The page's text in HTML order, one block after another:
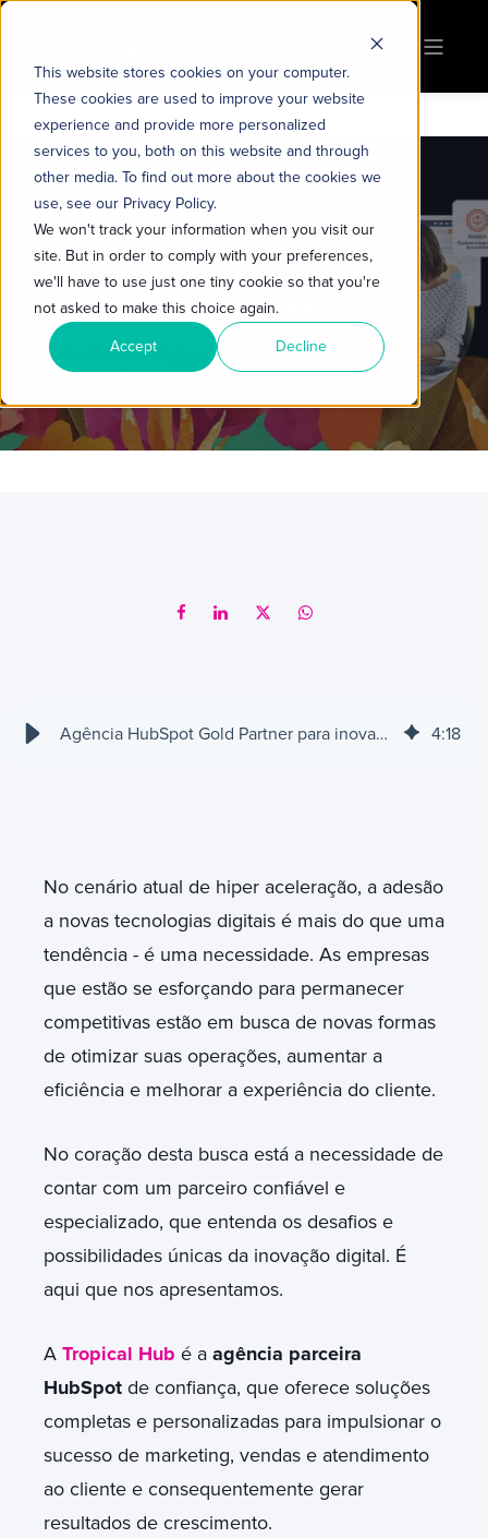
This website stores cookies on your computer.
These cookies are used to improve your website
experience and provide more personalized
services to you, both on this website and through
other media. To find out more about the cookies we
use, see our Privacy Policy.
We won't track your information when you visit our
site. But in order to comply with your preferences,
we'll have to use just one tiny cookie so that you're
not asked to make this choice again.
Accept Decline
CRIS ASSIS
20 DE NOVEMBRO DE 2017
5 MIN DE LEITURA
AGÊNCIA HUBSPOT GOLD
PARTNER PARA INOVAÇÃO DE
NEGÓCIOS
Agência HubSpot Gold Partner para inovação de negócios 4:18
No cenário atual de hiper aceleração, a adesão
a novas tecnologias digitais é mais do que uma
tendência - é uma necessidade. As empresas
que estão se esforçando para permanecer
competitivas estão em busca de novas formas
de otimizar suas operações, aumentar a
eficiência e melhorar a experiência do cliente.
No coração desta busca está a necessidade de
contar com um parceiro confiável e
especializado, que entenda os desafios e
possibilidades únicas da inovação digital. É
aqui que nos apresentamos.
A Tropical Hub é a agência parceira
HubSpot de confiança, que oferece soluções
completas e personalizadas para impulsionar o
sucesso de marketing, vendas e atendimento
ao cliente e consequentemente gerar
resultados de crescimento.